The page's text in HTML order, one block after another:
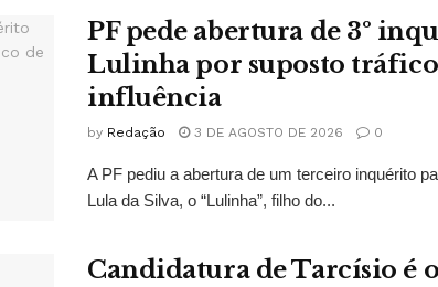
PF pede abertura de 3º
Lulinha por suposto
influência
by Redação 3 DE AGOSTO DE 2026 0
A PF pediu a abertura de um terceiro inquérito
Lula da Silva, o “Lulinha”, filho do...
Candidatura de Tarcísio é